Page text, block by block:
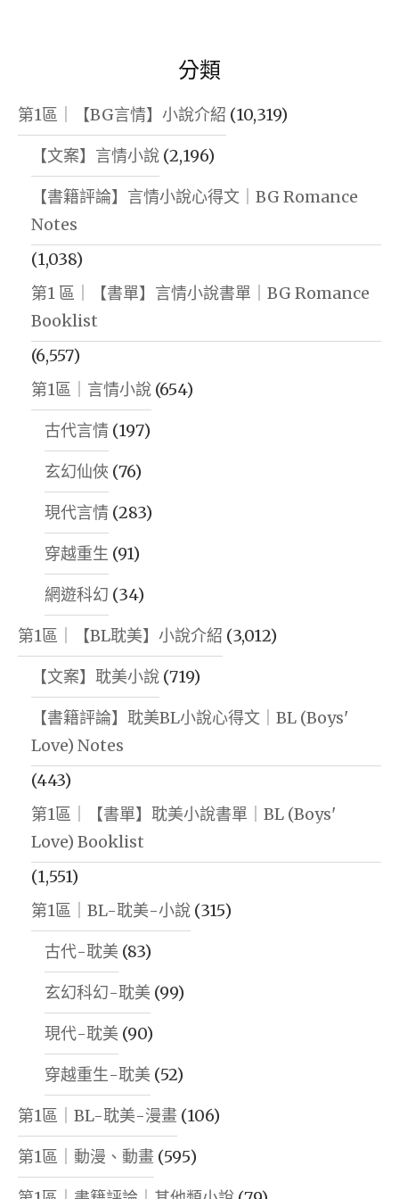
分類
第1區｜【BG言情】小說介紹 (10,319)
【文案】言情小說 (2,196)
【書籍評論】言情小說心得文｜BG Romance
Notes
(1,038)
第1 區｜【書單】言情小說書單｜BG Romance
Booklist
(6,557)
第1區｜言情小說 (654)
古代言情 (197)
玄幻仙俠 (76)
現代言情 (283)
穿越重生 (91)
網遊科幻 (34)
第1區｜【BL耽美】小說介紹 (3,012)
【文案】耽美小說 (719)
【書籍評論】耽美BL小說心得文｜BL (Boys'
Love) Notes
(443)
第1區｜【書單】耽美小說書單｜BL (Boys'
Love) Booklist
(1,551)
第1區｜BL-耽美-小說 (315)
古代-耽美 (83)
玄幻科幻-耽美 (99)
現代-耽美 (90)
穿越重生-耽美 (52)
第1區｜BL-耽美-漫畫 (106)
第1區｜動漫、動畫 (595)